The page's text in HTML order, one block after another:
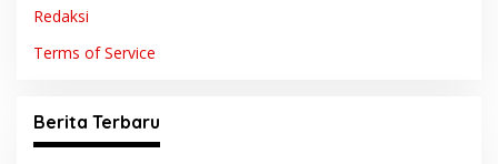
Redaksi
Terms of Service
Berita Terbaru